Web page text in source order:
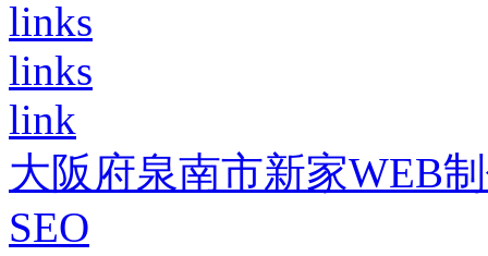
links
links
link
大阪府泉南市新家WEB
SEO